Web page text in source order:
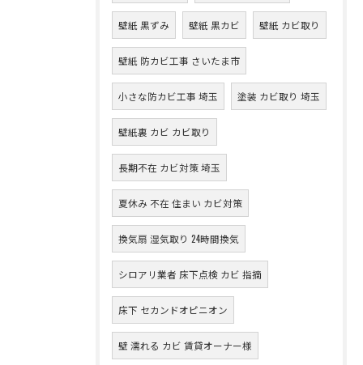
壁紙 黒ずみ 壁紙 黒カビ 壁紙 カビ取り
壁紙 防カビ工事 さいたま市
小さな防カビ工事 埼玉 塗装 カビ取り 埼玉
壁紙裏 カビ カビ取り
長期不在 カビ対策 埼玉
夏休み 不在 住まい カビ対策
換気扇 湿気取り 24時間換気
シロアリ業者 床下点検 カビ 指摘
床下 セカンドオピニオン
壁 濡れる カビ 賃貸オーナー様